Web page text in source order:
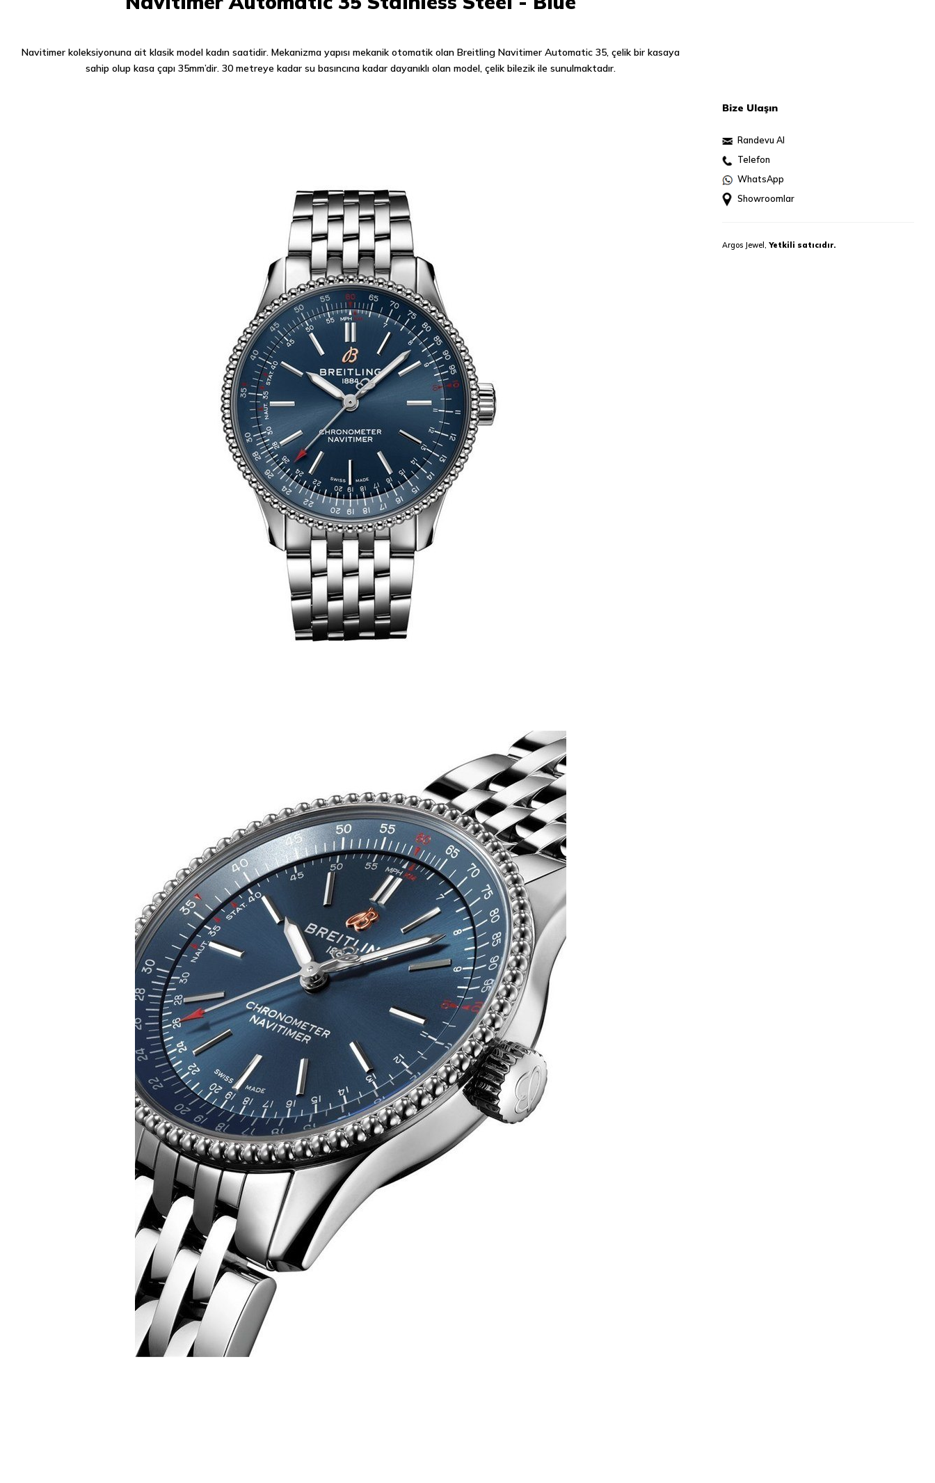
Navitimer koleksiyonuna ait klasik model kadın saatidir. Mekanizma yapısı mekanik otomatik olan Breitling Navitimer Automatic 35, çelik bir kasaya
sahip olup kasa çapı 35mm’dir. 30 metreye kadar su basıncına kadar dayanıklı olan model, çelik bilezik ile sunulmaktadır.
Bize Ulaşın
Randevu Al
Telefon
WhatsApp
Showroomlar
Argos Jewel, Yetkili satıcıdır.